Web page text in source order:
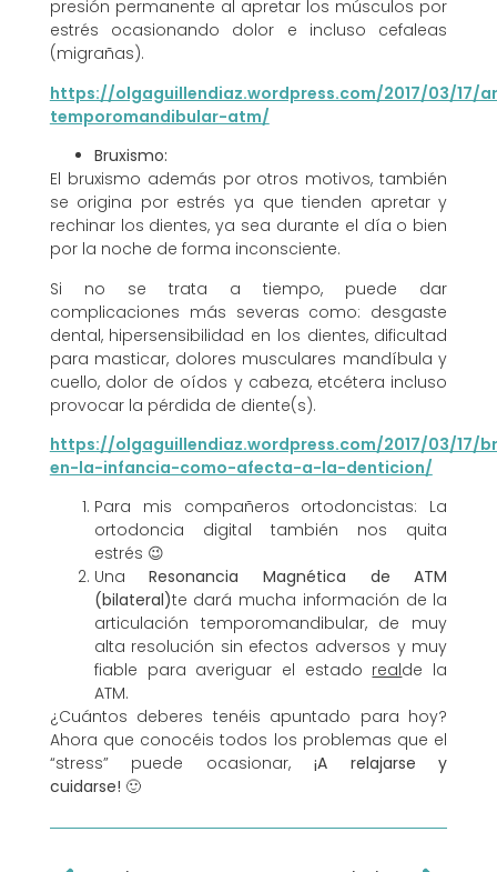
presión permanente al apretar los músculos por
estrés ocasionando dolor e incluso cefaleas
(migrañas).
https://olgaguillendiaz.wordpress.com/2017/03/17/
temporomandibular-atm/
Bruxismo:
El bruxismo además por otros motivos, también
se origina por estrés ya que tienden apretar y
rechinar los dientes, ya sea durante el día o bien
por la noche de forma inconsciente.
Si no se trata a tiempo, puede dar
complicaciones más severas como: desgaste
dental, hipersensibilidad en los dientes, dificultad
para masticar, dolores musculares mandíbula y
cuello, dolor de oídos y cabeza, etcétera incluso
provocar la pérdida de diente(s).
https://olgaguillendiaz.wordpress.com/2017/03/17/
en-la-infancia-como-afecta-a-la-denticion/
Para mis compañeros ortodoncistas: La
ortodoncia digital también nos quita
estrés 😉
UnaResonancia Magnética de ATM
(bilateral)te dará mucha información de la
articulación temporomandibular, de muy
alta resolución sin efectos adversos y muy
fiable para averiguar el estado realde la
ATM.
¿Cuántos deberes tenéis apuntado para hoy?
Ahora que conocéis todos los problemas que el
“stress” puede ocasionar, ¡A relajarse y
cuidarse! 🙂